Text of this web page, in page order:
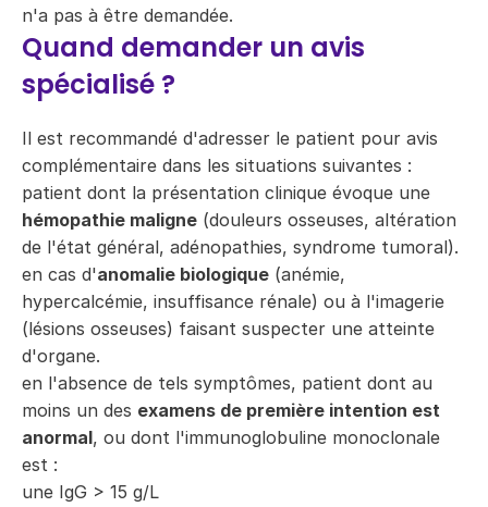
n'a pas à être demandée.
Quand demander un avis
spécialisé ?
Il est recommandé d'adresser le patient pour avis
complémentaire dans les situations suivantes :
patient dont la présentation clinique évoque une
hémopathie maligne (douleurs osseuses, altération
de l'état général, adénopathies, syndrome tumoral).
en cas d'anomalie biologique (anémie,
hypercalcémie, insuffisance rénale) ou à l'imagerie
(lésions osseuses) faisant suspecter une atteinte
d'organe.
en l'absence de tels symptômes, patient dont au
moins un des examens de première intention est
anormal, ou dont l'immunoglobuline monoclonale
est :
une IgG > 15 g/L